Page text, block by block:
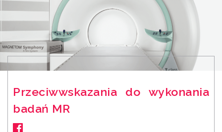
Przeciwwskazania do wykonania
badań MR